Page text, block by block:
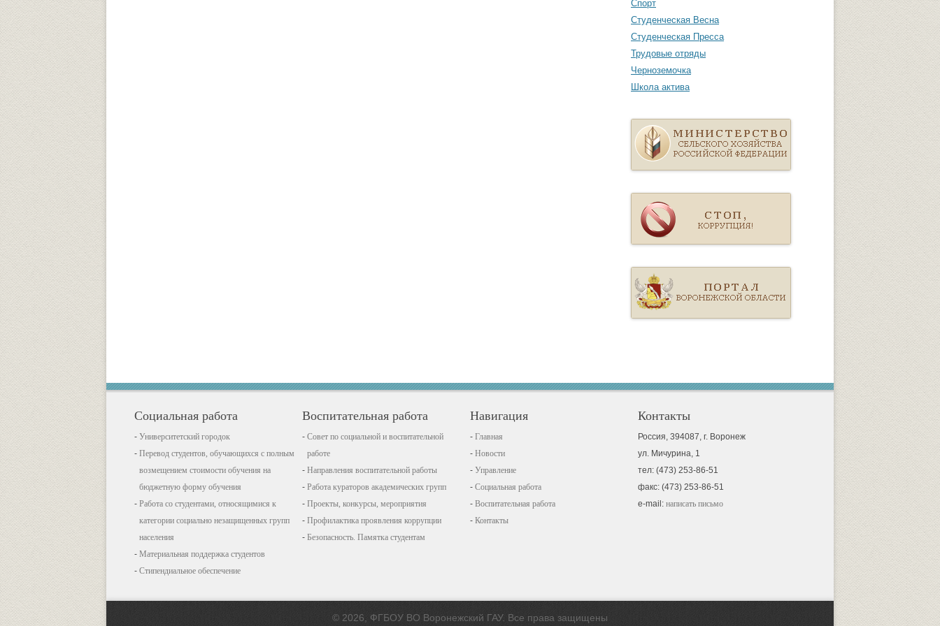
Спорт
Студенческая Весна
Студенческая Пресса
Трудовые отряды
Черноземочка
Школа актива
Социальная работа
Университетский городок
Перевод студентов, обучающихся с полным
возмещением стоимости обучения на
бюджетную форму обучения
Работа со студентами, относящимися к
категории социально незащищенных групп
населения
Материальная поддержка студентов
Стипендиальное обеспечение
Воспитательная работа
Совет по социальной и воспитательной
работе
Направления воспитательной работы
Работа кураторов академических групп
Проекты, конкурсы, мероприятия
Профилактика проявления коррупции
Безопасность. Памятка студентам
Навигация
Главная
Новости
Управление
Социальная работа
Воспитательная работа
Контакты
Контакты
Россия, 394087, г. Воронеж
ул. Мичурина, 1
тел: (473) 253-86-51
факс: (473) 253-86-51
e-mail: написать письмо
© 2026, ФГБОУ ВО Воронежский ГАУ. Все права защищены